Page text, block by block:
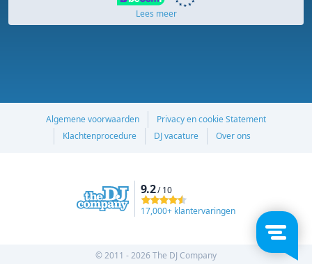
Lees meer
Algemene voorwaarden
Privacy en cookie Statement
Klachtenprocedure
DJ vacature Over ons
9.2/ 10
17,000+ klantervaringen
© 2011 - 2026 The DJ Company